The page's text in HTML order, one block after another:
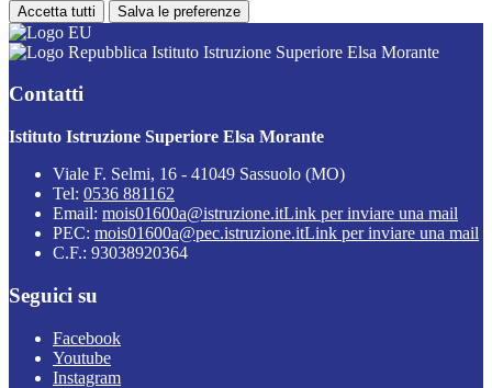
Accetta tutti Salva le preferenze
Istituto Istruzione Superiore Elsa Morante
Contatti
Istituto Istruzione Superiore Elsa Morante
Viale F. Selmi, 16 - 41049 Sassuolo (MO)
Tel: 0536 881162
Email: mois01600a@istruzione.itLink per inviare una mail
PEC: mois01600a@pec.istruzione.itLink per inviare una mail
C.F.: 93038920364
Seguici su
Facebook
Youtube
Instagram